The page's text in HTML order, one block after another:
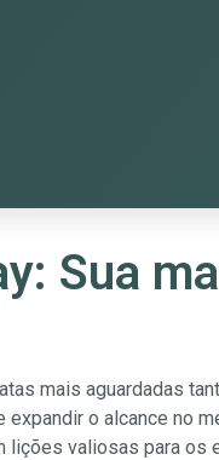
Sua
mais aguardadas
o alcance no
lições valiosas para os